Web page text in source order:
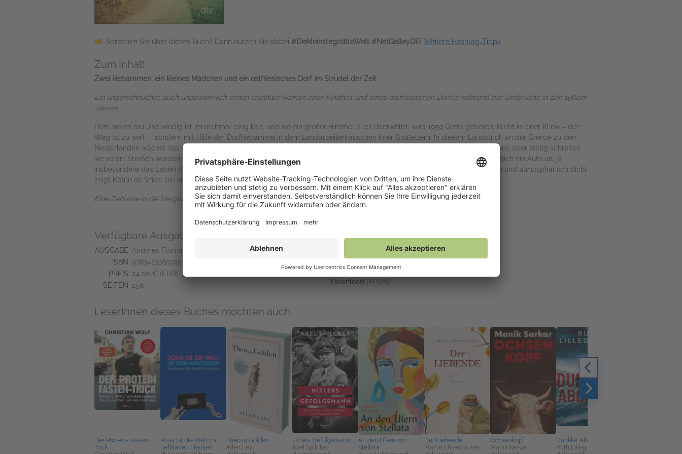
Sprechen Sie über dieses Buch? Dann nutzen Sie dabei #DiekleinstegrößteWelt #NetGalleyDE! Weitere Hashtag-Tipps
Zum Inhalt
Zwei Hebammen, ein kleines Mädchen und ein ostfriesisches Dorf im Strudel der Zeit
Ein ungewöhnlicher, auch ungewöhnlich schön erzählter Roman einer Kindheit und eines ostfriesischen Dorfes während der Umbrüche in den 1960er
Jahren
Dort, wo es rau und windig ist, manchmal eisig kalt, und wo ein großer Himmel alles überwölbt, wird 1959 Greta geboren. Nicht in einer Klinik – der
Weg ist zu weit –, sondern mit Hilfe der Dorfhebamme in dem Landarbeiterhäuschen ihrer Großeltern. In diesem Landstrich an der Grenze zu den
Niederlanden wächst das Mädchen auf, eingefügt in das Dasein ihrer Vorfahren, und doch gibt es Veränderungen – langsam, aber stetig schreiten
sie voran. Straßen werden geteert, Fernseher und Wäscheschleuder halten Einzug, man schafft sich ein Moped und schließlich ein Auto an, ja
insbesondere das Leben der Frauen ändert sich: Geburten, Mutterschaft, Familie, alles unterliegt dem Wandel. Anschaulich und atmosphärisch dicht
zeigt Katrin de Vries: Die kleine Welt eines ostfriesischen Dorfes war eine große.
Eine Zeitreise in die Vergangenheit, die deutlich macht, dass Veränderungen für beides stehen: Fortschritt und Verlust
Verfügbare Ausgaben
AUSGABE Anderes Format
ISBN
9783423285193
PREIS 24,00 € (EUR)
SEITEN
256
mehr zum Buch
Auf NetGalley verfügbar
NetGalley-Reader(EPUB)
NetGalley Bücherregal App(EPUB)
An Kindle senden(EPUB)
Download (EPUB)
LeserInnen dieses Buches mochten auch:
Der Protein-Fasten-
Trick
Rosa ist die Welt mit
tiefblauen Flecken
Theo in Golden
Allen Levi
Hitlers Gefolgsmann
Axel Spilcker
An den Ufern von
Stellata
Der Liebende
Martin Ehrenhauser
Ochsenkopf
Manik Sarkar
Dunkler Abgrund
Ruth Lillegraven